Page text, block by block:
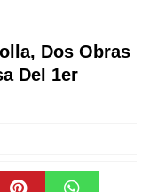
Dos Obras
Del 1er